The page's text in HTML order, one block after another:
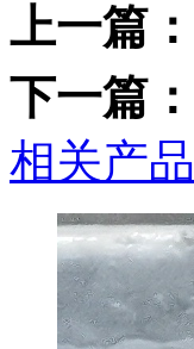
上一篇：
下一篇：
相关产品